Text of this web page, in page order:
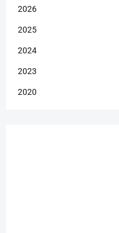
2026
2025
2024
2023
2020